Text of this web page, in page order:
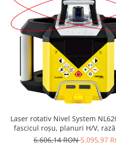
Laser rotativ Nivel System
fascicul roșu, planuri H/V,
600 m
6.606,14 RON5.095,97